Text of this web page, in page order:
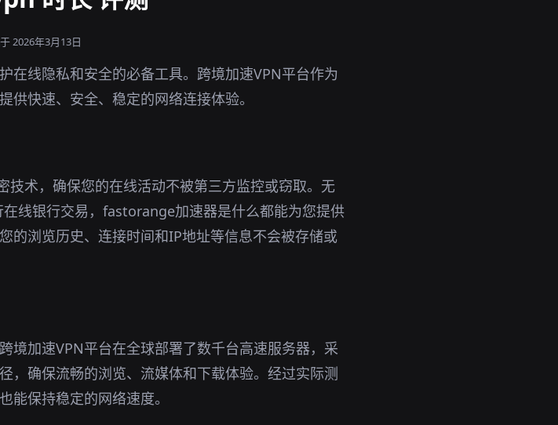
2026年3月13日
在线隐私和安全的必备工具。跨境加速VPN平台作为
供快速、安全、稳定的网络连接体验。
技术，确保您的在线活动不被第三方监控或窃取。无
线银行交易，fastorange加速器是什么都能为您提供
的浏览历史、连接时间和IP地址等信息不会被存储或
境加速VPN平台在全球部署了数千台高速服务器，采
，确保流畅的浏览、流媒体和下载体验。经过实际测
能保持稳定的网络速度。